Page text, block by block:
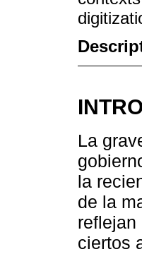
La
la
de la
reflejan
ciertos